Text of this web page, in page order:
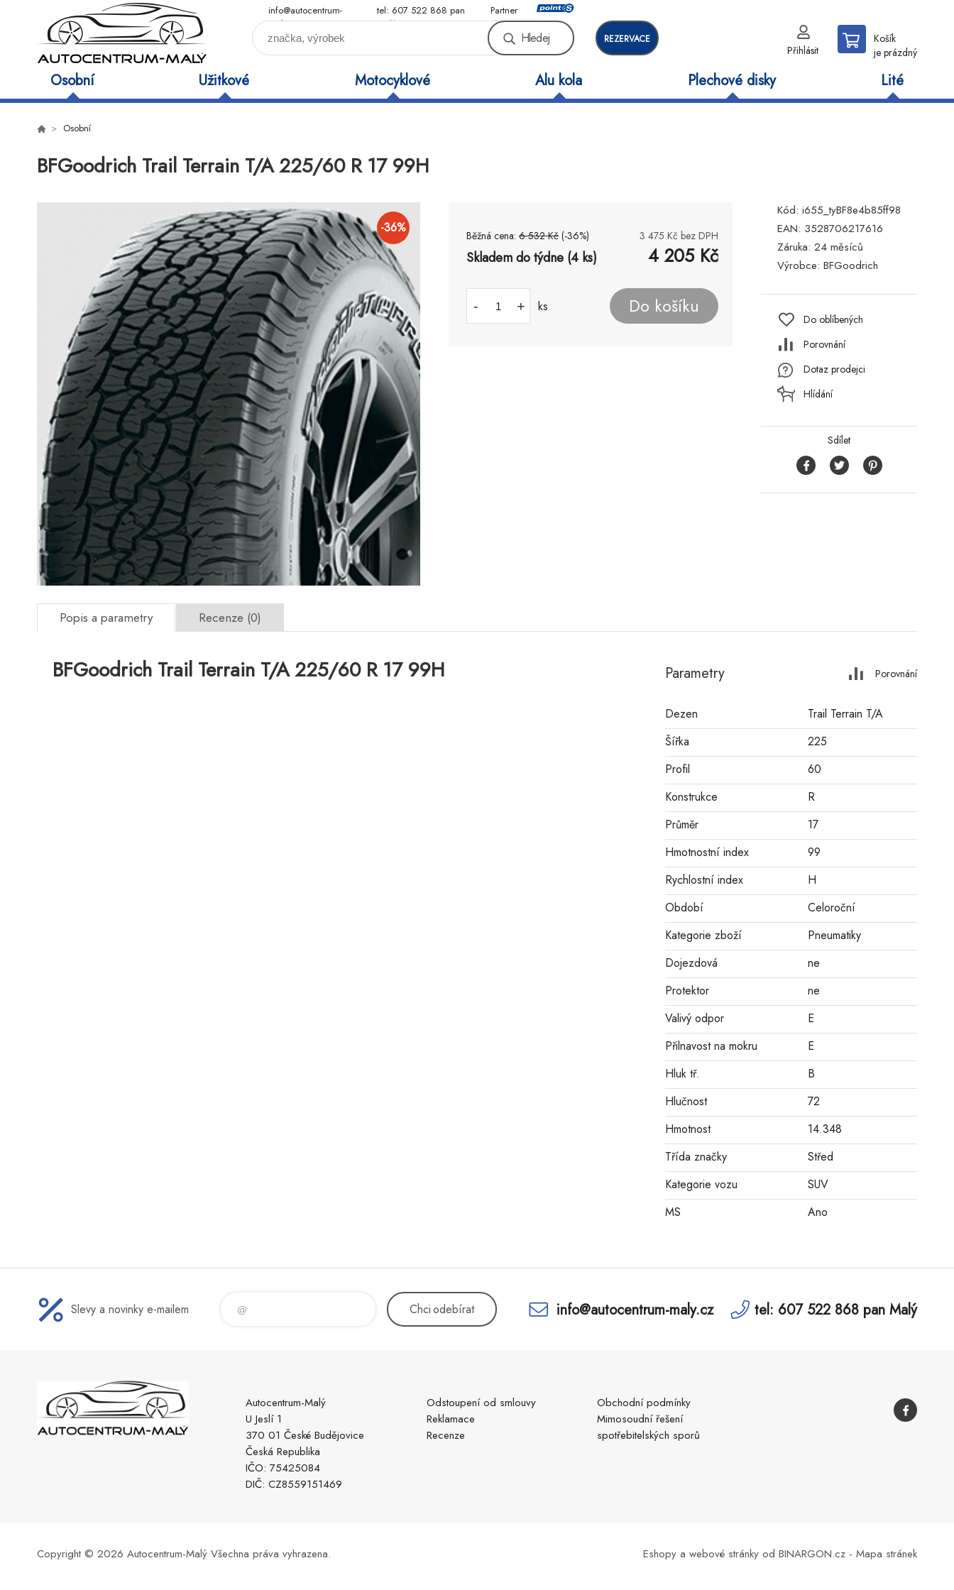
info@autocentrum-
maly.cz
tel: 607 522 868 pan
Malý
Partner
sítě
Hledej REZERVACE
Přihlásit
Košík
je prázdný
Osobní Užitkové Motocyklové Alu kola Plechové disky Lité
Osobní
BFGoodrich Trail Terrain T/A 225/60 R 17 99H
-36% Běžná cena: 6 532 Kč (-36%) 3 475 Kč bez DPH
Skladem do týdne (4 ks) 4 205 Kč
- + ks Do košíku
Kód: i655_tyBF8e4b85ff98
EAN: 3528706217616
Záruka: 24 měsíců
Výrobce: BFGoodrich
Do oblíbených
Porovnání
Dotaz prodejci
Hlídání
Sdílet
Popis a parametry Recenze (0)
BFGoodrich Trail Terrain T/A 225/60 R 17 99H Parametry Porovnání
Dezen
Trail Terrain T/A
Šířka
225
Profil
60
Konstrukce
R
Průměr
17
Hmotnostní index
99
Rychlostní index
H
Období
Celoroční
Kategorie zboží
Pneumatiky
Dojezdová
ne
Protektor
ne
Valivý odpor
E
Přilnavost na mokru
E
Hluk tř.
B
Hlučnost
72
Hmotnost
14.348
Třída značky
Střed
Kategorie vozu
SUV
MS
Ano
Slevy a novinky e-mailem Chciodebírat info@autocentrum-maly.cz tel: 607 522 868 pan Malý
Autocentrum-Malý
U Jeslí 1
370 01 České Budějovice
Česká Republika
IČO: 75425084
DIČ: CZ8559151469
Odstoupení od smlouvy
Reklamace
Recenze
Obchodní podmínky
Mimosoudní řešení
spotřebitelských sporů
Copyright © 2026 Autocentrum-Malý Všechna práva vyhrazena. Eshopy a webové stránky od BINARGON.cz - Mapa stránek